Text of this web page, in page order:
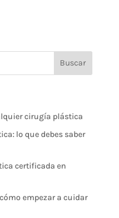
cirugía plástica
lo que debes saber
certificada en
empezar a cuidar